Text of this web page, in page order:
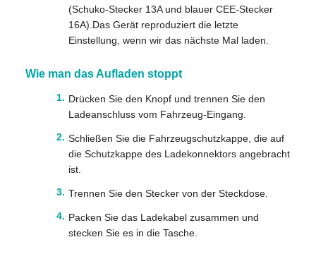
(Schuko-Stecker 13A und blauer CEE-Stecker
16A).Das Gerät reproduziert die letzte
Einstellung, wenn wir das nächste Mal laden.
Wie man das Aufladen stoppt
Drücken Sie den Knopf und trennen Sie den
Ladeanschluss vom Fahrzeug-Eingang.
Schließen Sie die Fahrzeugschutzkappe, die auf
die Schutzkappe des Ladekonnektors angebracht
ist.
Trennen Sie den Stecker von der Steckdose.
Packen Sie das Ladekabel zusammen und
stecken Sie es in die Tasche.